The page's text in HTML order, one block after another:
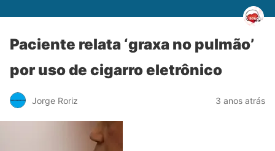
Paciente relata ‘graxa no pulmão’
por uso de cigarro eletrônico
Jorge Roriz 3 anos atrás